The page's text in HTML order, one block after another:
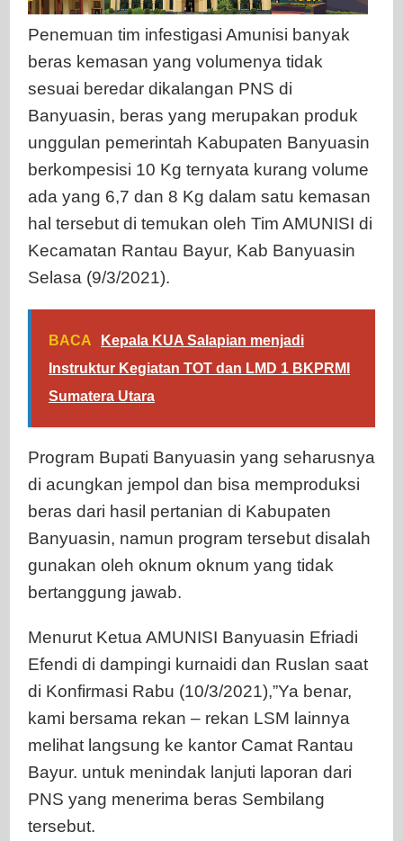
Penemuan tim infestigasi Amunisi banyak
beras kemasan yang volumenya tidak
sesuai beredar dikalangan PNS di
Banyuasin, beras yang merupakan produk
unggulan pemerintah Kabupaten Banyuasin
berkompesisi 10 Kg ternyata kurang volume
ada yang 6,7 dan 8 Kg dalam satu kemasan
hal tersebut di temukan oleh Tim AMUNISI di
Kecamatan Rantau Bayur, Kab Banyuasin
Selasa (9/3/2021).
BACA
Kepala KUA Salapian menjadi
Instruktur Kegiatan TOT dan LMD 1 BKPRMI
Sumatera Utara
Program Bupati Banyuasin yang seharusnya
di acungkan jempol dan bisa memproduksi
beras dari hasil pertanian di Kabupaten
Banyuasin, namun program tersebut disalah
gunakan oleh oknum oknum yang tidak
bertanggung jawab.
Menurut Ketua AMUNISI Banyuasin Efriadi
Efendi di dampingi kurnaidi dan Ruslan saat
di Konfirmasi Rabu (10/3/2021),”Ya benar,
kami bersama rekan – rekan LSM lainnya
melihat langsung ke kantor Camat Rantau
Bayur. untuk menindak lanjuti laporan dari
PNS yang menerima beras Sembilang
tersebut.